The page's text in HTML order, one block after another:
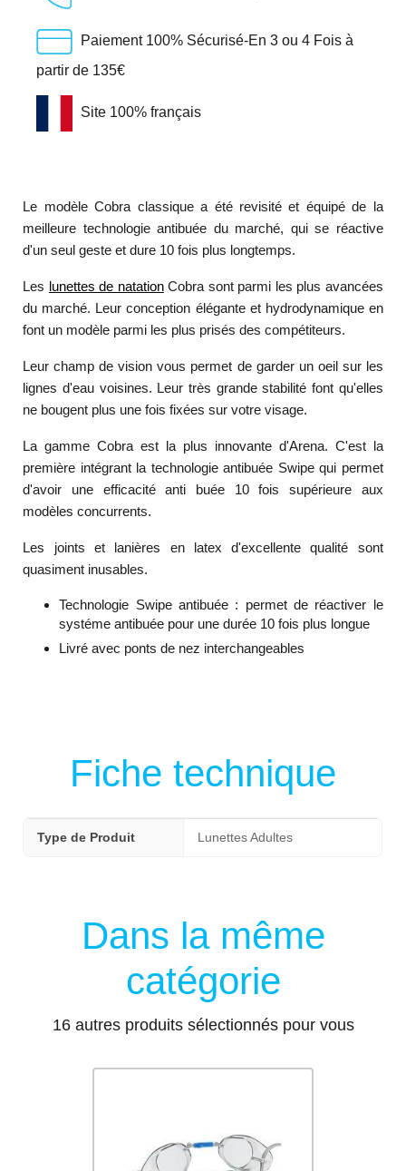
Paiement 100% Sécurisé-En 3 ou 4 Fois à
partir de 135€
Site 100% français
Le modèle Cobra classique a été revisité et équipé de la
meilleure technologie antibuée du marché, qui se réactive
d'un seul geste et dure 10 fois plus longtemps.
Les lunettes de natationCobra sont parmi les plus avancées
du marché. Leur conception élégante et hydrodynamique en
font un modèle parmi les plus prisés des compétiteurs.
Leur champ de vision vous permet de garder un oeil sur les
lignes d'eau voisines. Leur très grande stabilité font qu'elles
ne bougent plus une fois fixées sur votre visage.
La gamme Cobra est la plus innovante d'Arena. C'est la
première intégrant la technologie antibuée Swipe qui permet
d'avoir une efficacité anti buée 10 fois supérieure aux
modèles concurrents.
Les joints et lanières en latex d'excellente qualité sont
quasiment inusables.
Technologie Swipe antibuée : permet de réactiver le
systéme antibuée pour une durée 10 fois plus longue
Livré avec ponts de nez interchangeables
Fiche technique
Type de Produit Lunettes Adultes
Dans la même
catégorie
16 autres produits sélectionnés pour vous